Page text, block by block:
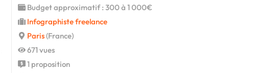
Budget approximatif : 300 à 1 000€
Infographiste freelance
Paris(France)
671 vues
1 proposition